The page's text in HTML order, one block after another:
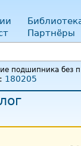
Партнёры
подшипника без
180205